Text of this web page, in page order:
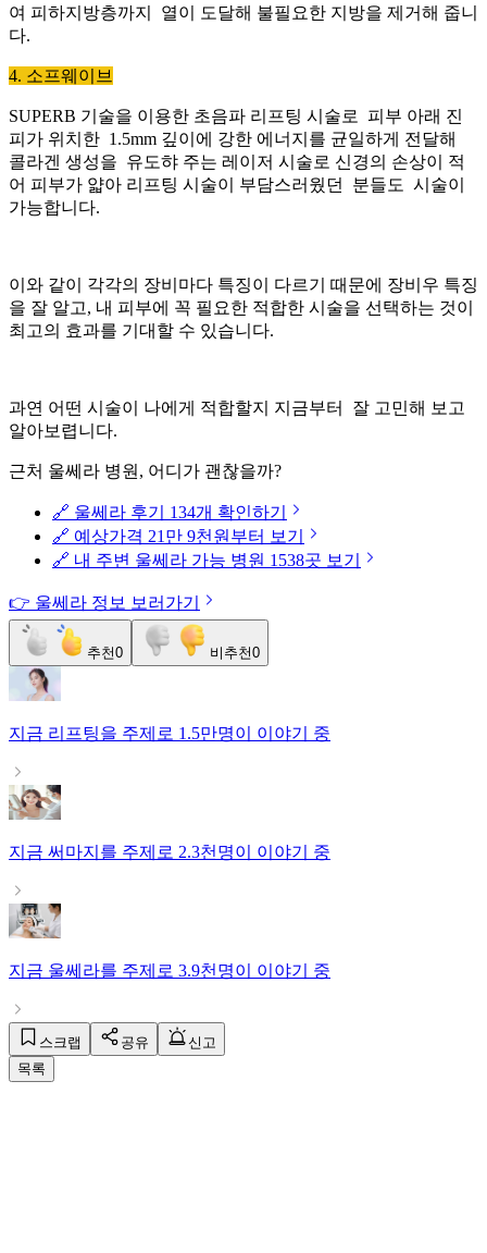
여 피하지방층까지 열이 도달해 불필요한 지방을 제거해 줍니
다.
4. 소프웨이브
SUPERB 기술을 이용한 초음파 리프팅 시술로 피부 아래 진
피가 위치한 1.5mm 깊이에 강한 에너지를 균일하게 전달해
콜라겐 생성을 유도햐 주는 레이저 시술로 신경의 손상이 적
어 피부가 얇아 리프팅 시술이 부담스러웠던 분들도 시술이
가능합니다.
이와 같이 각각의 장비마다 특징이 다르기 때문에 장비우 특징
을 잘 알고, 내 피부에 꼭 필요한 적합한 시술을 선택하는 것이
최고의 효과를 기대할 수 있습니다.
과연 어떤 시술이 나에게 적합할지 지금부터 잘 고민해 보고
알아보렵니다.
근처 울쎄라 병원, 어디가 괜찮을까?
🔗 울쎄라 후기 134개 확인하기
🔗 예상가격 21만 9천원부터 보기
🔗 내 주변 울쎄라 가능 병원 1538곳 보기
👉 울쎄라 정보 보러가기
추천0 비추천0
지금 리프팅을 주제로 1.5만명이 이야기 중
지금 써마지 를 주제로 2.3천명이 이야기 중
지금 울쎄라를 주제로 3.9천명이 이야기 중
스크랩 공유
신고
목록